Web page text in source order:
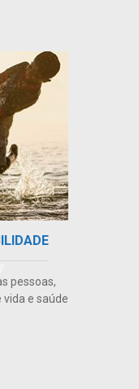
pessoas,
e saúde